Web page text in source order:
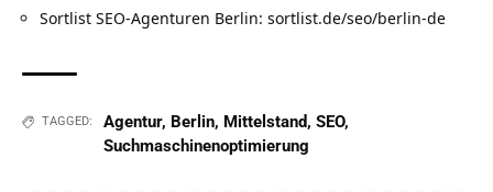
Sortlist SEO-Agenturen Berlin: sortlist.de/seo/berlin-de
TAGGED: Agentur, Berlin, Mittelstand, SEO,
Suchmaschinenoptimierung